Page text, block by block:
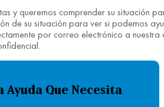
y queremos comprender su situación
de su situación para ver si podemos
por correo electrónico a
Ayuda Que Necesita